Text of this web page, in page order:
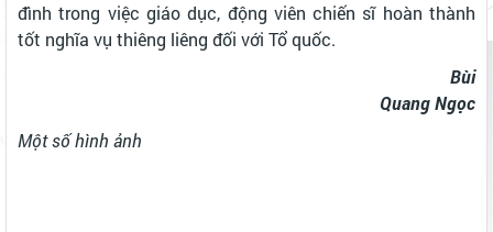
đình trong việc giáo dục, động viên chiến sĩ hoàn thành
tốt nghĩa vụ thiêng liêng đối với Tổ quốc.
Bùi
Quang Ngọc
Một số hình ảnh